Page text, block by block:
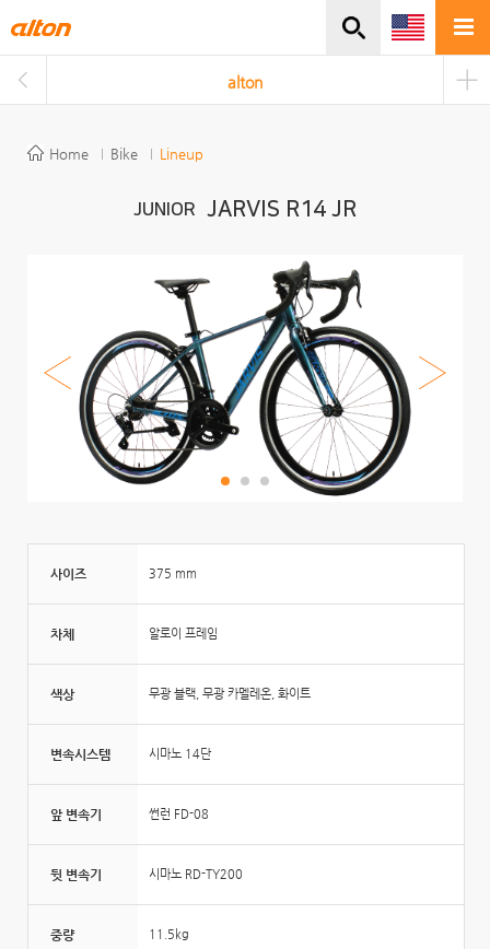
alton
Home Bike Lineup
JUNIOR JARVIS R14 JR
사이즈 375 mm
차체 알로이 프레임
색상 무광 블랙, 무광 카멜레온, 화이트
변속시스템 시마노 14단
앞 변속기 썬런 FD-08
뒷 변속기 시마노 RD-TY200
중량 11.5kg